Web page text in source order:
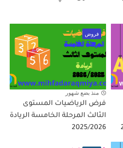
فروض
منذ بضع شهور
فرض الرياضيات المستوى
الثالث المرحلة الخامسة الريادة
2025/2026